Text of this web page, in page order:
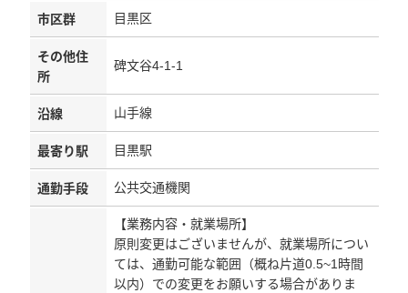
市区群 目黒区
その他住
所
碑文谷4-1-1
沿線 山手線
最寄り駅 目黒駅
通勤手段 公共交通機関
【業務内容・就業場所】
原則変更はございませんが、就業場所につい
ては、通勤可能な範囲（概ね片道0.5~1時間
以内）での変更をお願いする場合がありま